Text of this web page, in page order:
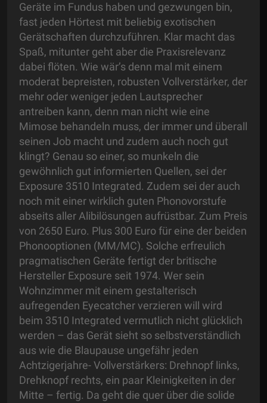
Geräte im Fundus haben und gezwungen bin,
fast jeden Hörtest mit beliebig exotischen
Gerätschaften durchzuführen. Klar macht das
Spaß, mitunter geht aber die Praxisrelevanz
dabei flöten. Wie wär’s denn mal mit einem
moderat bepreisten, robusten Vollverstärker, der
mehr oder weniger jeden Lautsprecher
antreiben kann, denn man nicht wie eine
Mimose behandeln muss, der immer und überall
seinen Job macht und zudem auch noch gut
klingt? Genau so einer, so munkeln die
gewöhnlich gut informierten Quellen, sei der
Exposure 3510 Integrated. Zudem sei der auch
noch mit einer wirklich guten Phonovorstufe
abseits aller Alibilösungen aufrüstbar. Zum Preis
von 2650 Euro. Plus 300 Euro für eine der beiden
Phonooptionen (MM/MC). Solche erfreulich
pragmatischen Geräte fertigt der britische
Hersteller Exposure seit 1974. Wer sein
Wohnzimmer mit einem gestalterisch
aufregenden Eyecatcher verzieren will wird
beim 3510 Integrated vermutlich nicht glücklich
werden – das Gerät sieht so selbstverständlich
aus wie die Blaupause ungefähr jeden
Achtzigerjahre- Vollverstärkers: Drehnopf links,
Drehknopf rechts, ein paar Kleinigkeiten in der
Mitte – fertig. Da geht die quer über die solide